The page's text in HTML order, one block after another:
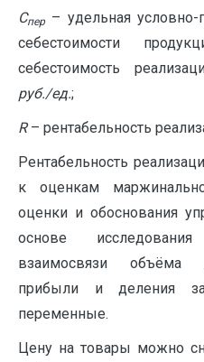
Спер – удельная
себестоимости
себестоимость
руб./ед.;
R– рентабельность
Рентабельность
к оценкам
оценки и обоснования
основе исследования
взаимосвязи объёма
прибыли и деления
переменные.
Цену на товары можно